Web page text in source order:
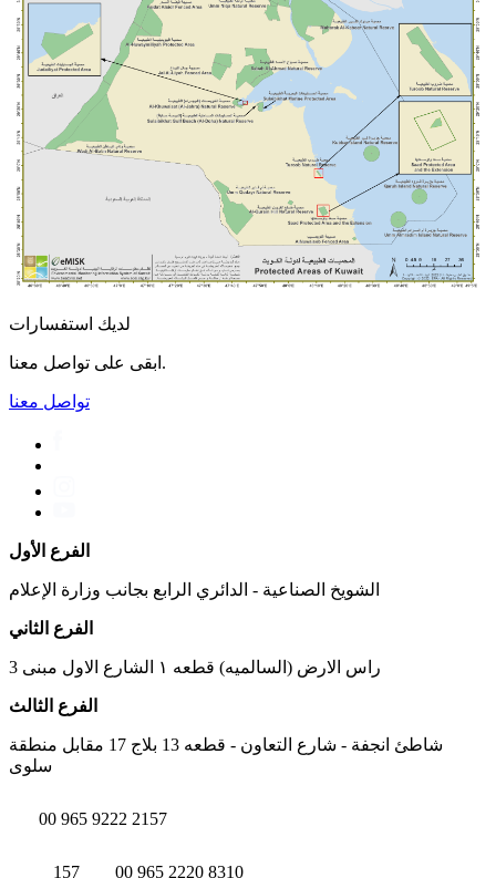
لديك استفسارات
ابقى على تواصل معنا.
تواصل معنا
الفرع الأول
الشويخ الصناعية - الدائري الرابع بجانب وزارة الإعلام
الفرع الثاني
راس الارض (السالميه) قطعه ١ الشارع الاول مبنى 3
الفرع الثالث
شاطئ انجفة - شارع التعاون - قطعه 13 بلاج 17 مقابل منطقة
سلوى
00 965 9222 2157
157 00 965 2220 8310